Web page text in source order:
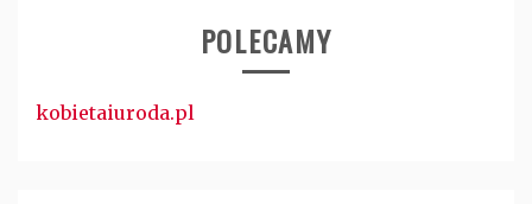
POLECAMY
kobietaiuroda.pl